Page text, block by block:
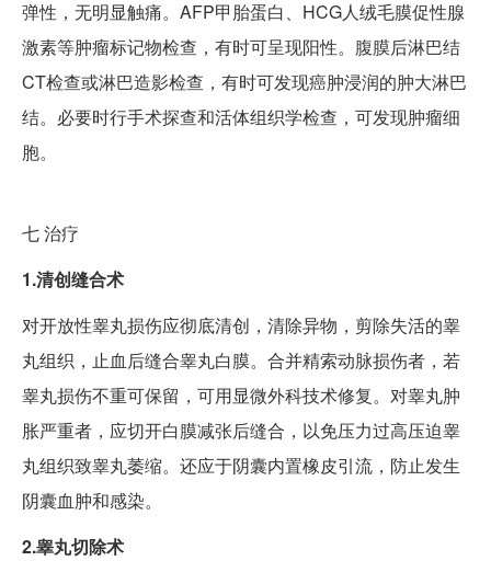
弹性，无明显触痛。AFP甲胎蛋白、HCG人绒毛膜促性腺
激素等肿瘤标记物检查，有时可呈现阳性。腹膜后淋巴结
CT检查或淋巴造影检查，有时可发现癌肿浸润的肿大淋巴
结。必要时行手术探查和活体组织学检查，可发现肿瘤细
胞。
七治疗
1.清创缝合术
对开放性睾丸损伤应彻底清创，清除异物，剪除失活的睾
丸组织，止血后缝合睾丸白膜。合并精索动脉损伤者，若
睾丸损伤不重可保留，可用显微外科技术修复。对睾丸肿
胀严重者，应切开白膜减张后缝合，以免压力过高压迫睾
丸组织致睾丸萎缩。还应于阴囊内置橡皮引流，防止发生
阴囊血肿和感染。
2.睾丸切除术